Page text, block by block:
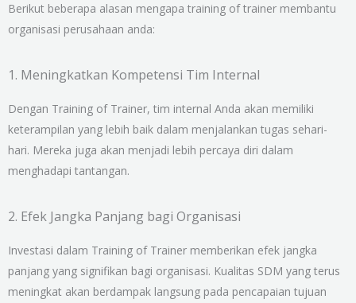
Berikut beberapa alasan mengapa training of trainer membantu
organisasi perusahaan anda:
1. Meningkatkan Kompetensi Tim Internal
Dengan Training of Trainer, tim internal Anda akan memiliki
keterampilan yang lebih baik dalam menjalankan tugas sehari-
hari. Mereka juga akan menjadi lebih percaya diri dalam
menghadapi tantangan.
2. Efek Jangka Panjang bagi Organisasi
Investasi dalam Training of Trainer memberikan efek jangka
panjang yang signifikan bagi organisasi. Kualitas SDM yang terus
meningkat akan berdampak langsung pada pencapaian tujuan